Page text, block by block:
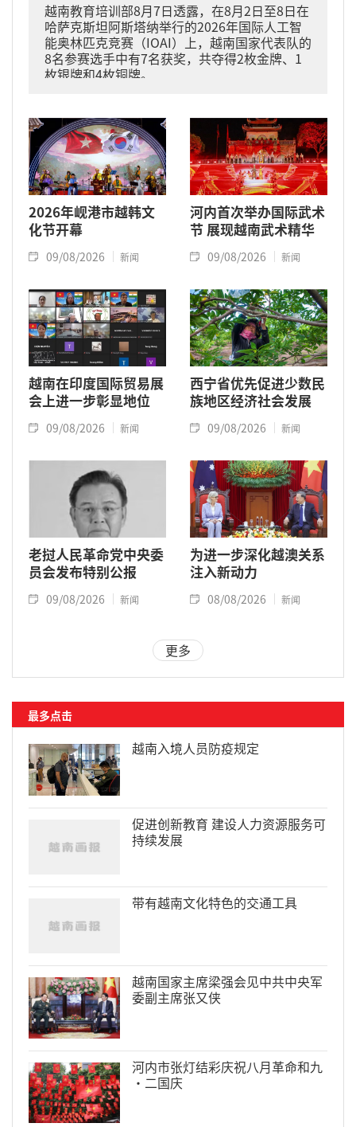
越南教育培训部8月7日透露，在8月2日至8日在
哈萨克斯坦阿斯塔纳举行的2026年国际人工智
能奥林匹克竞赛（IOAI）上，越南国家代表队的
8名参赛选手中有7名获奖，共夺得2枚金牌、1
枚银牌和4枚铜牌。
2026年岘港市越韩文
化节开幕
09/08/2026 新闻
河内首次举办国际武术
节 展现越南武术精华
09/08/2026 新闻
越南在印度国际贸易展
会上进一步彰显地位
09/08/2026 新闻
西宁省优先促进少数民
族地区经济社会发展
09/08/2026 新闻
老挝人民革命党中央委
员会发布特别公报
09/08/2026 新闻
为进一步深化越澳关系
注入新动力
08/08/2026 新闻
更多
最多点击
越南入境人员防疫规定
促进创新教育 建设人力资源服务可
持续发展
带有越南文化特色的交通工具
越南国家主席梁强会见中共中央军
委副主席张又侠
河内市张灯结彩庆祝八月革命和九
·二国庆